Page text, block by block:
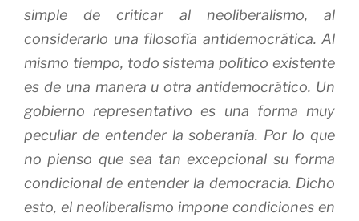
simple de criticar al neoliberalismo, al
considerarlo una filosofía antidemocrática. Al
mismo tiempo, todo sistema político existente
es de una manera u otra antidemocrático. Un
gobierno representativo es una forma muy
peculiar de entender la soberanía. Por lo que
no pienso que sea tan excepcional su forma
condicional de entender la democracia. Dicho
esto, el neoliberalismo impone condiciones en